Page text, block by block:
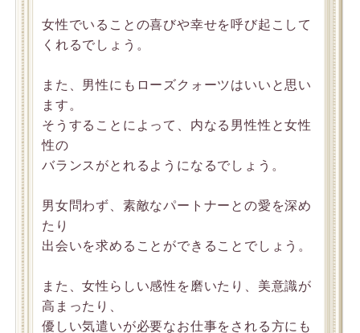
女性でいることの喜びや幸せを呼び起こして
くれるでしょう。
また、男性にもローズクォーツはいいと思い
ます。
そうすることによって、内なる男性性と女性
性の
バランスがとれるようになるでしょう。
男女問わず、素敵なパートナーとの愛を深め
たり
出会いを求めることができることでしょう。
また、女性らしい感性を磨いたり、美意識が
高まったり、
優しい気遣いが必要なお仕事をされる方にも